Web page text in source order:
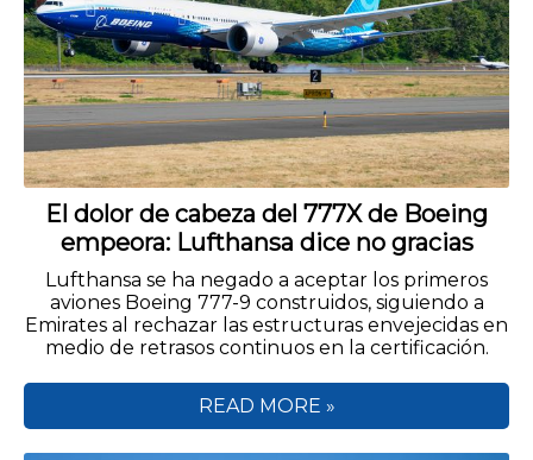
El dolor de cabeza del 777X de Boeing
empeora: Lufthansa dice no gracias
Lufthansa se ha negado a aceptar los primeros
aviones Boeing 777-9 construidos, siguiendo a
Emirates al rechazar las estructuras envejecidas en
medio de retrasos continuos en la certificación.
READ MORE »